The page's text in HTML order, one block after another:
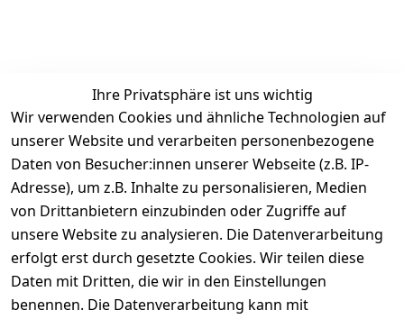
Ihre Privatsphäre ist uns wichtig
Wir verwenden Cookies und ähnliche Technologien auf
unserer Website und verarbeiten personenbezogene
Daten von Besucher:innen unserer Webseite (z.B. IP-
Adresse), um z.B. Inhalte zu personalisieren, Medien
von Drittanbietern einzubinden oder Zugriffe auf
unsere Website zu analysieren. Die Datenverarbeitung
erfolgt erst durch gesetzte Cookies. Wir teilen diese
Daten mit Dritten, die wir in den Einstellungen
benennen. Die Datenverarbeitung kann mit
Rechtliches
AGB
Impressum
Datenschutze
rklärung
Barrierefreihe
Service
Kontakt
Registrieren
Rechnungska
Kontakt
Informatio
nen
Retourenlage
r: Eichenallee
3, 06184
Kabelsketal
Telefon: +49
Über uns
★★★★☆
Top-Verkäufer
★★★★★